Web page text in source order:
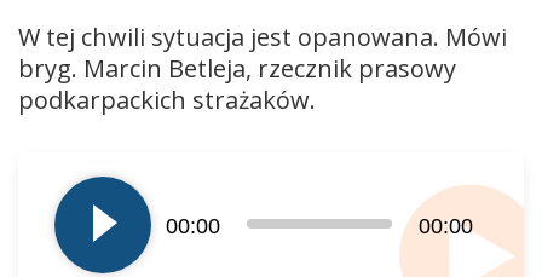
W tej chwili sytuacja jest opanowana. Mówi
bryg. Marcin Betleja, rzecznik prasowy
podkarpackich strażaków.
plików
dźwiękowych
00:00 00:00